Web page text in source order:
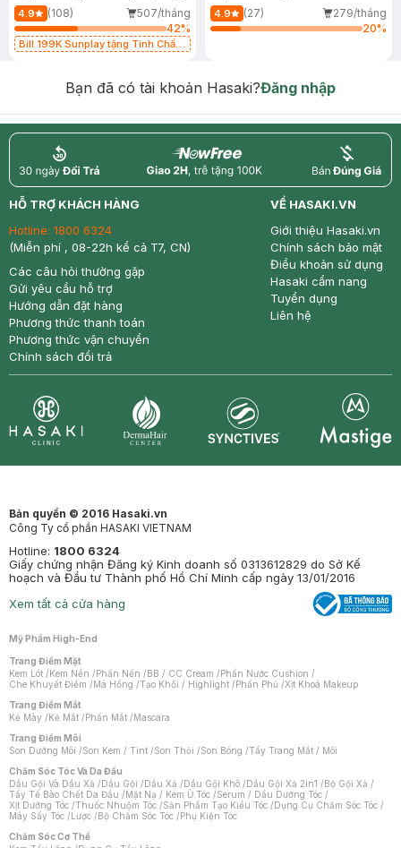
4.9 (108)
507/tháng
42%
Bill 199K Sunplay tặng Tinh Chất
4.9 (27)
279/tháng
20%
Bạn đã có tài khoản Hasaki?Đăng nhập
return nowfree price
HỖ TRỢ KHÁCH HÀNG
Hotline: 1800 6324
(Miễn phí , 08-22h kể cả T7, CN)
Các câu hỏi thường gặp
Gửi yêu cầu hỗ trợ
Hướng dẫn đặt hàng
Phương thức thanh toán
Phương thức vận chuyển
Chính sách đổi trả
VỀ HASAKI.VN
Giới thiệu Hasaki.vn
Chính sách bảo mật
Điều khoản sử dụng
Hasaki cẩm nang
Tuyển dụng
Liên hệ
Bản quyền © 2016 Hasaki.vn
Công Ty cổ phần HASAKI VIETNAM
Hotline: 1800 6324
Giấy chứng nhận Đăng ký Kinh doanh số 0313612829 do Sở Kế
hoạch và Đầu tư Thành phố Hồ Chí Minh cấp ngày 13/01/2016
Xem tất cả cửa hàng
Mỹ Phẩm High-End
Trang Điểm Mặt
Kem Lót /Kem Nền /Phấn Nền /BB / CC Cream /Phấn Nước Cushion /
Che Khuyết Điểm /Má Hồng /Tạo Khối / Highlight /Phấn Phủ /Xịt Khoá Makeup
Trang Điểm Mắt
Kẻ Mày /Kẻ Mắt /Phấn Mắt /Mascara
Trang Điểm Môi
Son Dưỡng Môi /Son Kem / Tint /Son Thỏi /Son Bóng /Tẩy Trang Mắt / Môi
Chăm Sóc Tóc Và Da Đầu
Dầu Gội Và Dầu Xả /Dầu Gội /Dầu Xả /Dầu Gội Khô /Dầu Gội Xả 2in1 /Bộ Gội Xả /
Tẩy Tế Bào Chết Da Đầu /Mặt Nạ / Kem Ủ Tóc /Serum / Dầu Dưỡng Tóc /
Xịt Dưỡng Tóc /Thuốc Nhuộm Tóc /Sản Phẩm Tạo Kiểu Tóc /Dụng Cụ Chăm Sóc Tóc /
Máy Sấy Tóc /Lược /Bộ Chăm Sóc Tóc /Phụ Kiện Tóc
Chăm Sóc Cơ Thể